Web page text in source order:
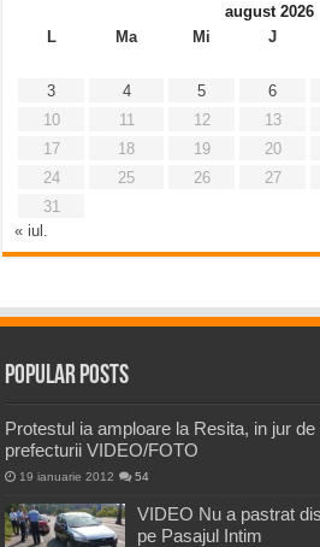
august 2026
L
Ma Mi J
3
4 5 6
10
11 12 13
17
18 19 20
24
25 26 27
31
« iul.
Popular Posts
Protestul ia amploare la Resita, in jur
prefecturii VIDEO/FOTO
19 ianuarie 2012 54
VIDEO Nu a pastrat
pe Pasajul Intim